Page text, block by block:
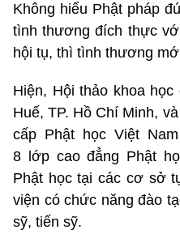
Không hiểu Phật pháp
tình thương đích thực
hội tụ, thì tình thương
Hiện, Hội thảo khoa
Huế, TP. Hồ Chí Minh,
cấp Phật học Việt
8 lớp cao đẳng Phật
Phật học tại các cơ sở
viện có chức năng đào
sỹ, tiến sỹ.